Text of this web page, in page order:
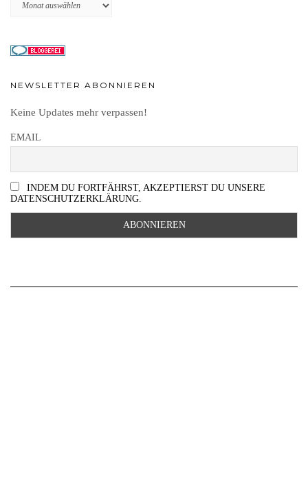
Archiv
NEWSLETTER ABONNIEREN
Keine Updates mehr verpassen!
EMAIL
INDEM DU FORTFÄHRST, AKZEPTIERST DU UNSERE
DATENSCHUTZERKLÄRUNG.